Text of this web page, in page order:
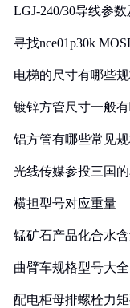
LGJ-240/30导线参
寻找nce01p30k
电梯的尺寸有哪些
镀锌方管尺寸一般
铝方管有哪些常见
光线传媒参投三国
横担型号对应重量
锰矿石产品化合水
曲臂车规格型号大全
配电柜母排螺栓力